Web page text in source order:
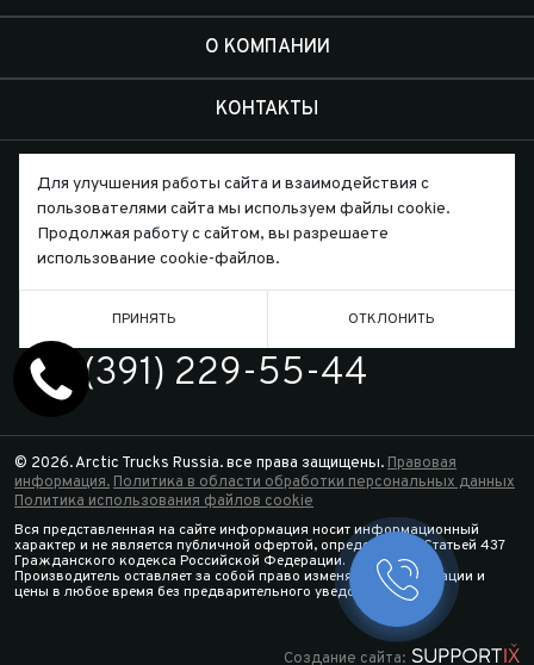
О КОМПАНИИ
КОНТАКТЫ
Письмо директору
ТЕЛЕФОН
7 (391) 229-55-44
© 2026. Arctic Trucks Russia. все права защищены. Правовая
информация. Политика в области обработки персональных данных
Политика использования файлов cookie
Вся представленная на сайте информация носит информационный
характер и не является публичной офертой, определяемой Статьей 437
Гражданского кодекса Российской Федерации.
Производитель оставляет за собой право изменять спецификации и
цены в любое время без предварительного уведомления.
Создание сайта:
Заказать
Для улучшения работы сайта и взаимодействия с
пользователями сайта мы используем файлы cookie.
Продолжая работу с сайтом, вы разрешаете
использование cookie-файлов.
ПРИНЯТЬ ОТКЛОНИТЬ